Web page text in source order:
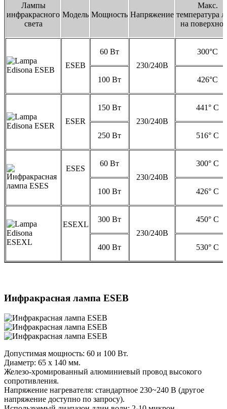
Лампы
инфракрасного
света
Модель Мощность Напряжение
Макс.
температура
на
ESEB
60 Вт
230/240В
300°C
100 Вт 426°C
ESER
150 Вт
230/240В
441° C
250 Вт 516° C
ESES
60 Вт
230/240В
300° C
100 Вт 426° C
ESEXL
300 Вт
230/240В
450° C
400 Вт 530° C
Инфракрасная лампа ESEB
Допустимая мощность: 60 и 100 Вт.
Диаметр: 65 x 140 мм.
Железо-хромированный алюминиевый провод высокого
сопротивления.
Напряжение нагревателя: стандартное 230~240 В (другое
напряжение доступно по запросу).